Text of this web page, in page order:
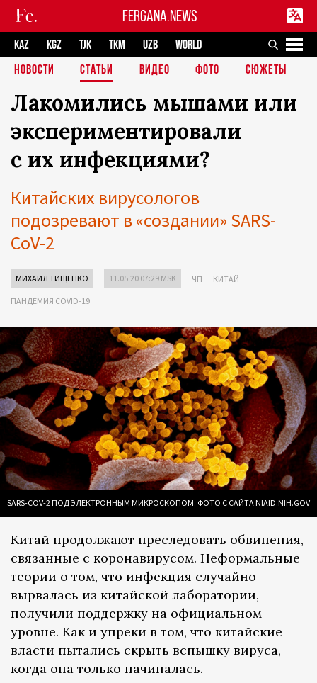
FERGANA.NEWS
KAZ KGZ TJK TKM UZB
WORLD
НОВОСТИ
СТАТЬИ ВИДЕО ФОТО СЮЖЕТЫ
Лакомились мышами или
экспериментировали
с их инфекциями?
Китайских вирусологов
подозревают в «создании» SARS-
CoV-2
МИХАИЛ ТИЩЕНКО 11.05.20 07:29 MSK ЧП КИТАЙ
ПАНДЕМИЯ COVID-19
SARS-COV-2 ПОД ЭЛЕКТРОННЫМ МИКРОСКОПОМ. ФОТО С САЙТА NIAID.NIH.GOV
Китай продолжают преследовать обвинения,
связанные с коронавирусом. Неформальные
теории о том, что инфекция случайно
вырвалась из китайской лаборатории,
получили поддержку на официальном
уровне. Как и упреки в том, что китайские
власти пытались скрыть вспышку вируса,
когда она только начиналась.